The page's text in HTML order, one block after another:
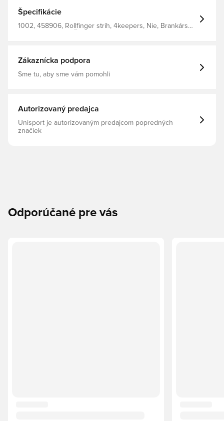
Žakárová sieťovina s 8 mm penou Elastický latexový pás
strih na valčekom 2. generácie
Špecifikácie
1002, 458906, Rollfinger strih, 4keepers, Nie, Brankárske
Zákaznícka podpora
Sme tu, aby sme vám pomohli
Autorizovaný predajca
Unisport je autorizovaným predajcom popredných
značiek
Odporúčané pre vás